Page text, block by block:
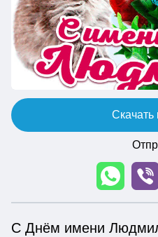
Скачать
С Днём имени